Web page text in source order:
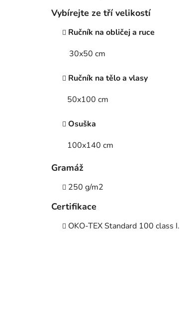
Vybírejte ze tří velikostí
Ručník na obličej a ruce
30x50 cm
Ručník na tělo a vlasy
50x100 cm
Osuška
100x140 cm
Gramáž
250 g/m2
Certifikace
OKO-TEX Standard 100 class I.